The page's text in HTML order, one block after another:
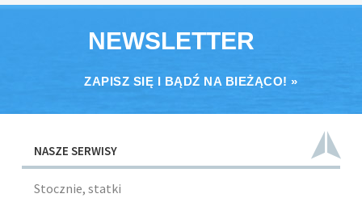
NEWSLETTER
ZAPISZ SIĘ I BĄDŹ NA BIEŻĄCO! »
NASZE SERWISY
Stocznie, statki